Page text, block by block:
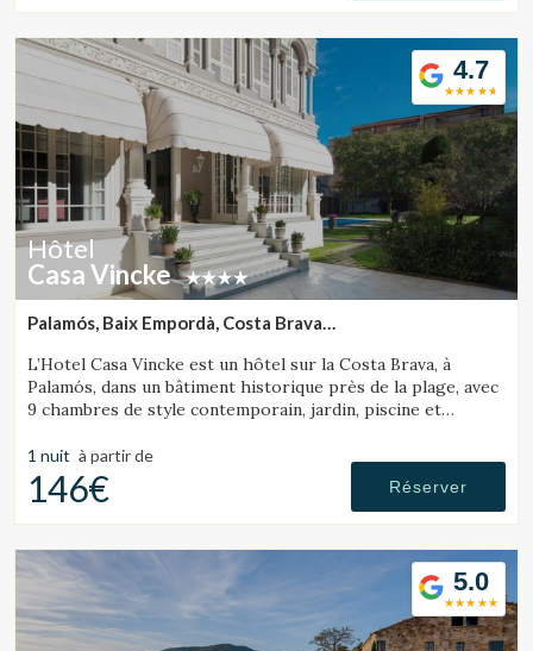
4.7
Hôtel
Casa Vincke
Palamós, Baix Empordà, Costa Brava
L’Hotel Casa Vincke est un hôtel sur la Costa Brava, à
Palamós, dans un bâtiment historique près de la plage, avec
9 chambres de style contemporain, jardin, piscine et
1 nuit à partir de
146€ Réserver
5.0